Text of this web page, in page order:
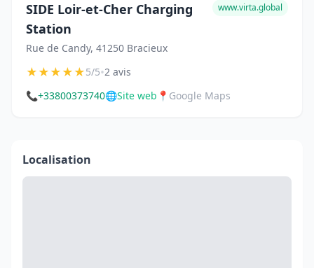
SIDE Loir-et-Cher Charging
Station
Rue de Candy, 41250 Bracieux
www.virta.global
★★★★★5/5•2 avis
📞+33800373740🌐Site web 📍 Google Maps
Localisation